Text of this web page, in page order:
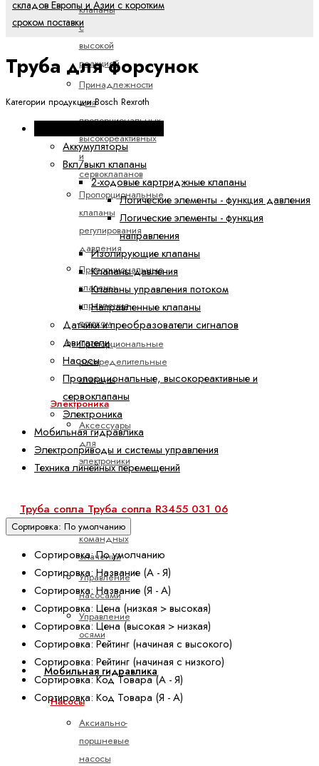
клапаны
с
высокой
реакцией
Принадлежности
для
пропорциональных,
высокореактивных
и
сервоклапанов
Пропорциональные
клапаны
регулирования
давления
Пропорциональные
клапаны
управления
потоком
Пропорциональные
распределительные
клапаны
Электроника
Аксессуары
для
электроники
Подготовка
командных
значений
Управление
насосами
Управление
осями
Мобильная гидравлика
Насосы
Аксиально-
поршневые
насосы
складов Европы и Азии с коротким
сроком поставки
Труба для форсунок
Категории продукции Bosch Rexroth
Аккумуляторы
Вкл/выкл клапаны
2-ходовые картриджные клапаны
Логические элементы - функция давления
Логические элементы - функция
направления
Изолирующие клапаны
Клапаны давления
Клапаны управления потоком
Направленные клапаны
Датчики и преобразователи сигналов
Двигатели
Насосы
Пропорциональные, высокореактивные и
сервоклапаны
Электроника
Мобильная гидравлика
Электроприводы и системы управления
Техника линейных перемещений
Труба сопла Труба сопла R3455 031 06
Сортировка: По умолчанию
Сортировка: По умолчанию
Сортировка: Название (А - Я)
Сортировка: Название (Я - А)
Сортировка: Цена (низкая > высокая)
Сортировка: Цена (высокая > низкая)
Сортировка: Рейтинг (начиная с высокого)
Сортировка: Рейтинг (начиная с низкого)
Сортировка: Код Товара (А - Я)
Сортировка: Код Товара (Я - А)